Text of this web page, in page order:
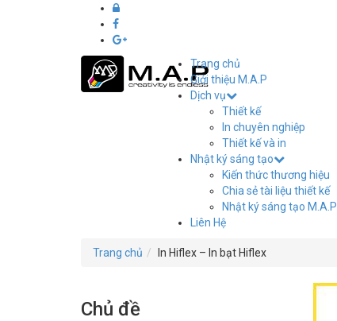
Hải
Phòng
Trang chủ
Giới thiệu M.A.P
Dịch vụ
Thiết kế
In chuyên nghiệp
Thiết kế và in
Nhật ký sáng tạo
Kiến thức thương hiệu
Chia sẻ tài liệu thiết kế
Nhật ký sáng tạo M.A.P
Liên Hệ
Trang chủ In Hiflex – In bạt Hiflex
Chủ đề